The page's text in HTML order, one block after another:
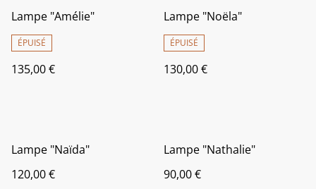
Lampe "Amélie"
ÉPUISÉ
135,00 €
Lampe "Noëla"
ÉPUISÉ
130,00 €
Lampe "Naïda"
120,00 €
Lampe "Nathalie"
90,00 €